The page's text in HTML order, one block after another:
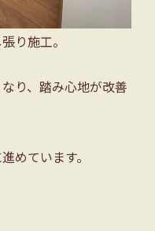
り施工。
り、踏み心地が改善
めています。